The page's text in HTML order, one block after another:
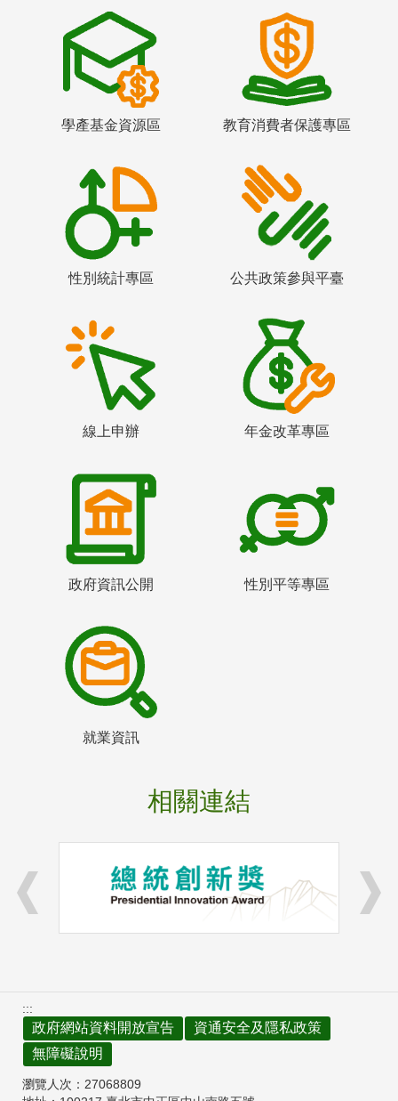
學產基金資源區 教育消費者保護專區
性別統計專區 公共政策參與平臺
線上申辦 年金改革專區
政府資訊公開 性別平等專區
就業資訊
相關連結
:::
政府網站資料開放宣告
資通安全及隱私政策
無障礙說明
瀏覽人次： 27068809